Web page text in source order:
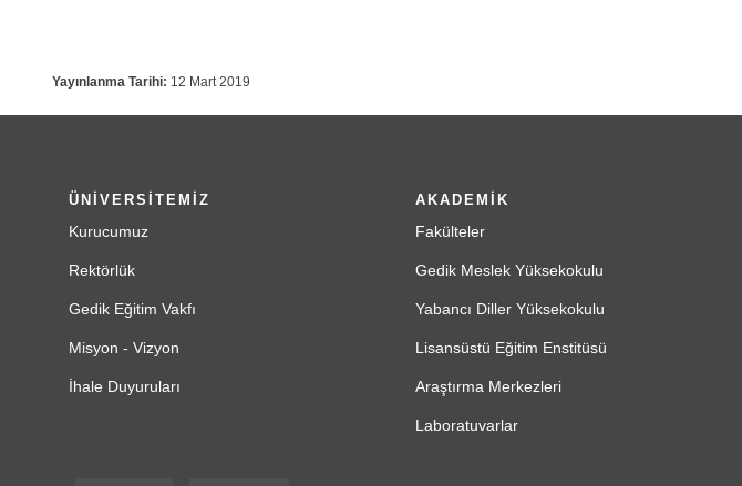
Yayınlanma Tarihi: 12 Mart 2019
ÜNİVERSİTEMİZ
Kurucumuz
Rektörlük
Gedik Eğitim Vakfı
Misyon - Vizyon
İhale Duyuruları
AKADEMİK
Fakülteler
Gedik Meslek Yüksekokulu
Yabancı Diller Yüksekokulu
Lisansüstü Eğitim Enstitüsü
Araştırma Merkezleri
Laboratuvarlar